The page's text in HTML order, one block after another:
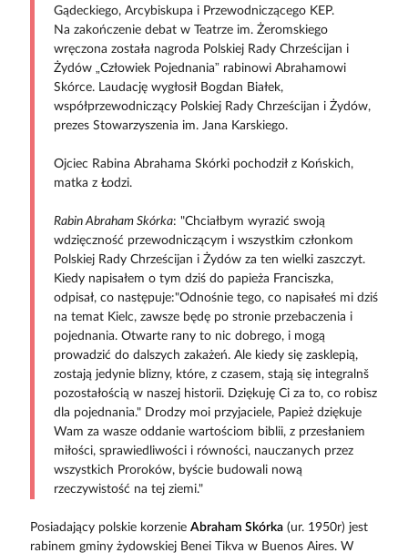
Gądeckiego, Arcybiskupa i Przewodniczącego KEP.
Na zakończenie debat w Teatrze im. Żeromskiego
wręczona została nagroda Polskiej Rady Chrześcijan i
Żydów „Człowiek Pojednania” rabinowi Abrahamowi
Skórce. Laudację wygłosił Bogdan Białek,
współprzewodniczący Polskiej Rady Chrześcijan i Żydów,
prezes Stowarzyszenia im. Jana Karskiego.
Ojciec Rabina Abrahama Skórki pochodził z Końskich,
matka z Łodzi.
Rabin Abraham Skórka: "Chciałbym wyrazić swoją
wdzięczność przewodniczącym i wszystkim członkom
Polskiej Rady Chrześcijan i Żydów za ten wielki zaszczyt.
Kiedy napisałem o tym dziś do papieża Franciszka,
odpisał, co następuje:"Odnośnie tego, co napisałeś mi dziś
na temat Kielc, zawsze będę po stronie przebaczenia i
pojednania. Otwarte rany to nic dobrego, i mogą
prowadzić do dalszych zakażeń. Ale kiedy się zasklepią,
zostają jedynie blizny, które, z czasem, stają się integralnš
pozostałością w naszej historii. Dziękuję Ci za to, co robisz
dla pojednania." Drodzy moi przyjaciele, Papież dziękuje
Wam za wasze oddanie wartościom biblii, z przesłaniem
miłości, sprawiedliwości i równości, nauczanych przez
wszystkich Proroków, byście budowali nową
rzeczywistość na tej ziemi."
Posiadający polskie korzenie Abraham Skórka(ur. 1950r) jest
rabinem gminy żydowskiej Benei Tikva w Buenos Aires. W